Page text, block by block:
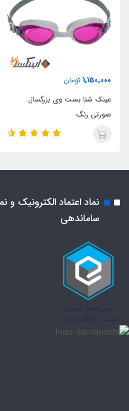
1,150,000 تومان
عینک شنا بست وی بزرگسال
صورتی رنگ
نماد اعتماد الکترونیک و
ساماندهی